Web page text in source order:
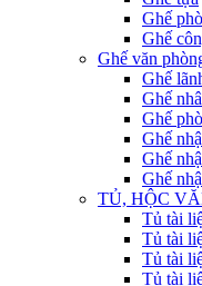
Ghế
Ghế
Ghế văn
Ghế
Ghế
Ghế
Ghế
Ghế
Ghế
TỦ, HỘC
Tủ tài
Tủ tài
Tủ tài
Tủ tài